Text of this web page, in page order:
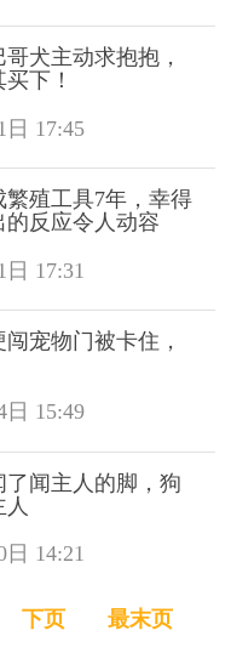
犬主动求抱抱，
下！
日 17:45
繁殖工具7年，幸得
反应令人动容
日 17:31
宠物门被卡住，
日 15:49
了闻主人的脚，狗
日 14:21
下页 最末页